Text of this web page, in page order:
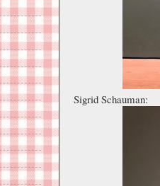
Sigrid Schauman: